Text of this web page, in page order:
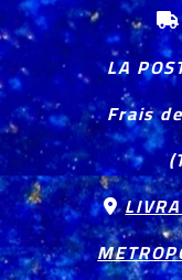
LA
Frais
